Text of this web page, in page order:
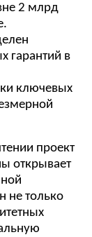
2 млрд
гарантий в
ключевых
проект
открывает
не только